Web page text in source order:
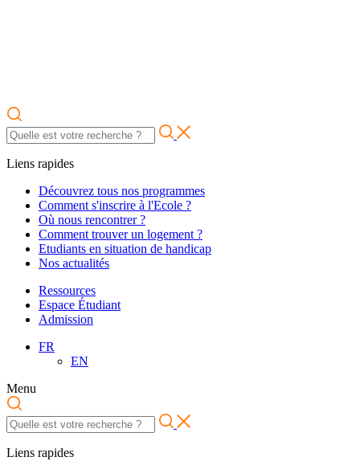
Liens rapides
Découvrez tous nos programmes
Comment s'inscrire à l'Ecole ?
Où nous rencontrer ?
Comment trouver un logement ?
Etudiants en situation de handicap
Nos actualités
Ressources
Espace Étudiant
Admission
FR
EN
Menu
Liens rapides